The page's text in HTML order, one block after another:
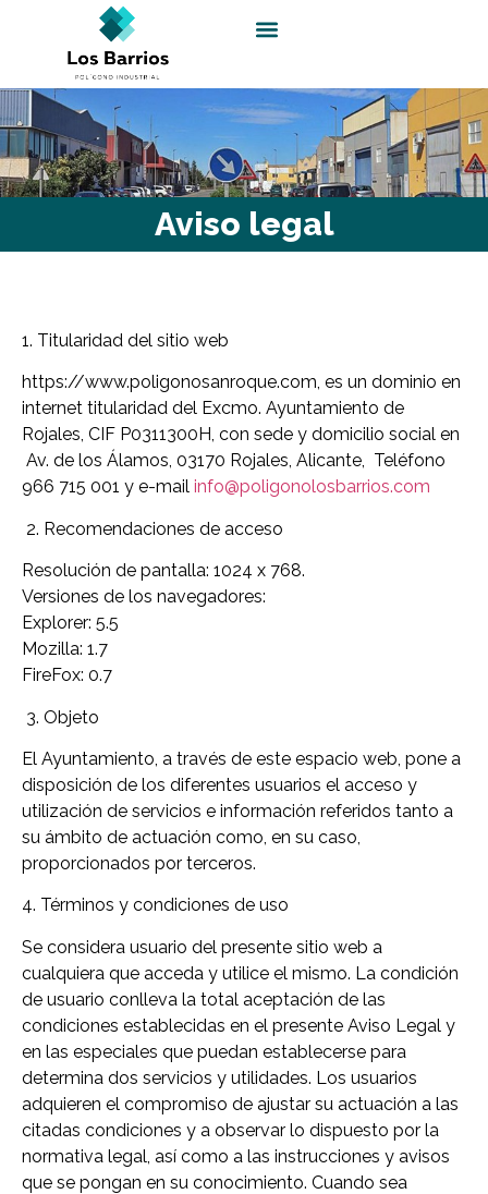
Aviso legal
1. Titularidad del sitio web
https://www.poligonosanroque.com, es un dominio en
internet titularidad del Excmo. Ayuntamiento de
Rojales, CIF P0311300H, con sede y domicilio social en
Av. de los Álamos, 03170 Rojales, Alicante, Teléfono
966 715 001 y e-mail info@poligonolosbarrios.com
2. Recomendaciones de acceso
Resolución de pantalla: 1024 x 768.
Versiones de los navegadores:
Explorer: 5.5
Mozilla: 1.7
FireFox: 0.7
3. Objeto
El Ayuntamiento, a través de este espacio web, pone a
disposición de los diferentes usuarios el acceso y
utilización de servicios e información referidos tanto a
su ámbito de actuación como, en su caso,
proporcionados por terceros.
4. Términos y condiciones de uso
Se considera usuario del presente sitio web a
cualquiera que acceda y utilice el mismo. La condición
de usuario conlleva la total aceptación de las
condiciones establecidas en el presente Aviso Legal y
en las especiales que puedan establecerse para
determina dos servicios y utilidades. Los usuarios
adquieren el compromiso de ajustar su actuación a las
citadas condiciones y a observar lo dispuesto por la
normativa legal, así como a las instrucciones y avisos
que se pongan en su conocimiento. Cuando sea